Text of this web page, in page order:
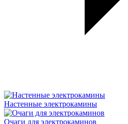
Настенные электрокамины
Очаги для электрокаминов